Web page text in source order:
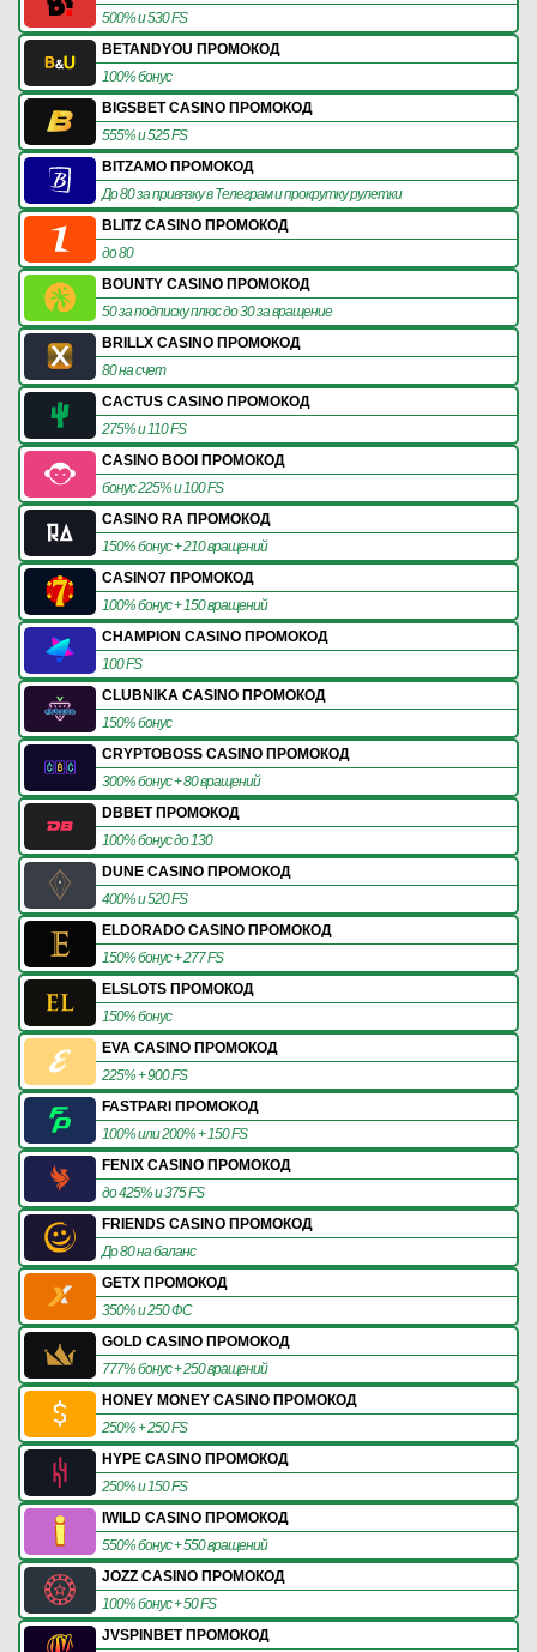
500% и 530 FS
BETANDYOU ПРОМОКОД
100% бонус
BIGSBET CASINO ПРОМОКОД
555% и 525 FS
BITZAMO ПРОМОКОД
До 80 за привязку в Телеграм и прокрутку рулетки
BLITZ CASINO ПРОМОКОД
до 80
BOUNTY CASINO ПРОМОКОД
50 за подписку плюс до 30 за вращение
BRILLX CASINO ПРОМОКОД
80 на счет
CACTUS CASINO ПРОМОКОД
275% и 110 FS
CASINO BOOI ПРОМОКОД
бонус 225% и 100 FS
CASINO RA ПРОМОКОД
150% бонус + 210 вращений
CASINO7 ПРОМОКОД
100% бонус + 150 вращений
CHAMPION CASINO ПРОМОКОД
100 FS
CLUBNIKA CASINO ПРОМОКОД
150% бонус
CRYPTOBOSS CASINO ПРОМОКОД
300% бонус + 80 вращений
DBBET ПРОМОКОД
100% бонус до 130
DUNE CASINO ПРОМОКОД
400% и 520 FS
ELDORADO CASINO ПРОМОКОД
150% бонус + 277 FS
ELSLOTS ПРОМОКОД
150% бонус
EVA CASINO ПРОМОКОД
225% + 900 FS
FASTPARI ПРОМОКОД
100% или 200% + 150 FS
FENIX CASINO ПРОМОКОД
до 425% и 375 FS
FRIENDS CASINO ПРОМОКОД
До 80 на баланс
GETX ПРОМОКОД
350% и 250 ФС
GOLD CASINO ПРОМОКОД
777% бонус + 250 вращений
HONEY MONEY CASINO ПРОМОКОД
250% + 250 FS
HYPE CASINO ПРОМОКОД
250% и 150 FS
IWILD CASINO ПРОМОКОД
550% бонус + 550 вращений
JOZZ CASINO ПРОМОКОД
100% бонус + 50 FS
JVSPINBET ПРОМОКОД